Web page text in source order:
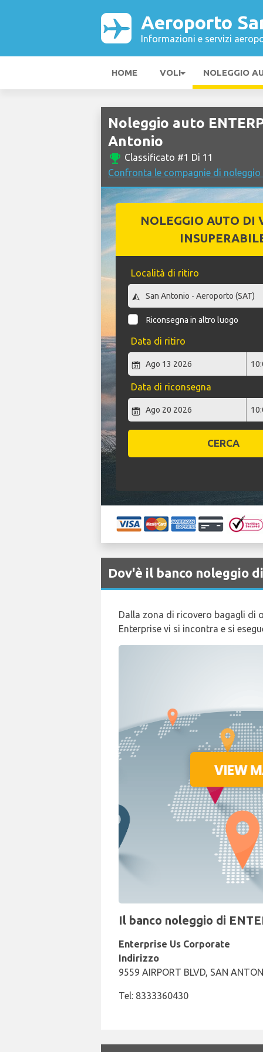
Aeroporto
Informazioni e servizi
HOME VOLI NOLEGGIO
Noleggio auto
Antonio
emoji_events Classificato #1 Di 11
Confronta le compagnie di
NOLEGGIO AUTO DI
Località di ritiro
Riconsegna in altro luogo
Data di ritiro
Data di riconsegna
CERCA
Dov'è il banco noleggio
Dalla zona di ricovero bagagli di
Enterprise vi si incontra e si
Il banco noleggio di
Enterprise Us Corporate
Indirizzo
9559 AIRPORT BLVD, SAN
Tel: 8333360430